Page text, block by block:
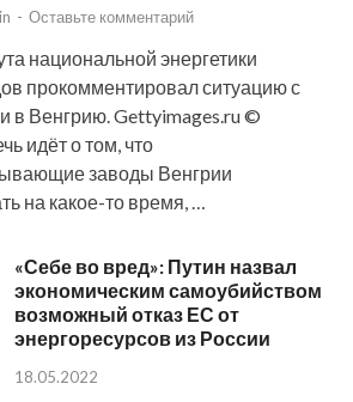
- Оставьте комментарий
национальной энергетики
прокомментировал ситуацию с
в Венгрию. Gettyimages.ru ©
идёт о том, что
заводы Венгрии
на какое-то время, …
«Себе во вред»: Путин назвал
экономическим самоубийством
возможный отказ ЕС от
энергоресурсов из России
18.05.2022